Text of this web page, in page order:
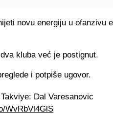
novu energiju u ofanzivu
kluba već je postignut.
i potpiše ugovor.
Dal Varesanovic
WvRbVl4GlS